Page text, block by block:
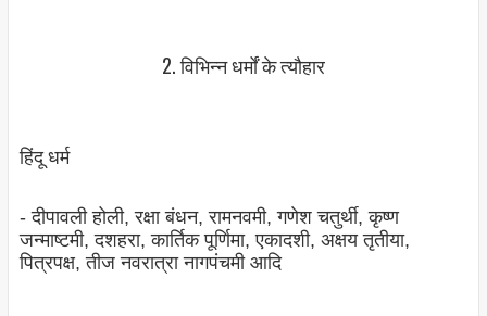
2. विभिन्‍न धर्मों के त्‍यौहार
हिंदू धर्म
- दीपावली होली, रक्षा बंधन, रामनवमी, गणेश चतुर्थी, कृष्‍ण
जन्‍माष्‍टमी, दशहरा, कार्तिक पूर्णिमा, एकादशी, अक्षय तृतीया,
पित्रपक्ष, तीज नवरात्रा नागपंचमी आदि